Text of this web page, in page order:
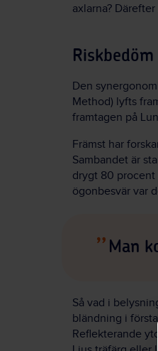
axlarna?
Den
Method) lyfts
framtagen på
Främst har
Sambandet är
drygt 80 procent
ögonbesvär var
Man
Så vad i
bländning i
Reflekterande